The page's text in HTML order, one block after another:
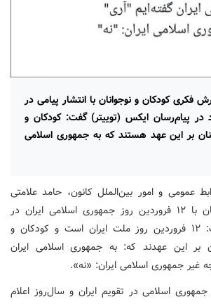
فکری کودکان و نوجوانان با انتشار پیامی در
پیام‌رسان ایکس (توییتر) گفت: کودکان و
بر این عهد هستند که به جمهوری اسلامی
عمومی و امور بین‌الملل کانون، حامد علامتی
مدیرعامل کانون همزمان با ۱۲ فروردین روز جمهوری اسلامی ایران در
پیام‌رسان ایکس نوشت: ۱۲ فروردین روز ملت ایران است و کودکان و
بر این عهدند که: به جمهوری اسلامی ایران
غیر جمهوری اسلامی ایران: «نه».
اسلامی در تقویم ایران و سال‌روز اعلام